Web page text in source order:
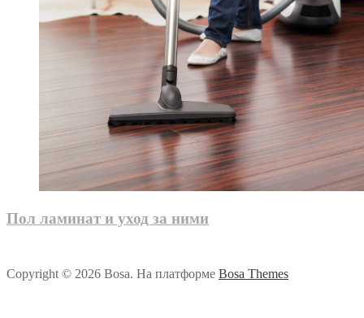
Пол ламинат и уход за ними
Copyright © 2026 Bosa. На платформе Bosa Themes